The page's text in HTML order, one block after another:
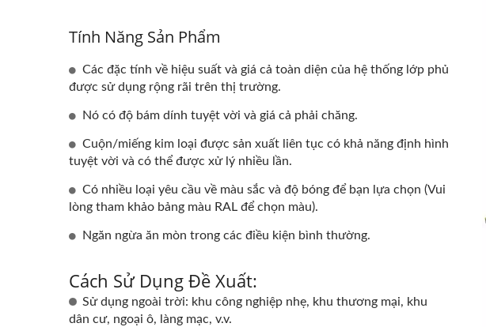
Tính Năng Sản Phẩm
Các đặc tính về hiệu suất và giá cả toàn diện của hệ thống lớp phủ
được sử dụng rộng rãi trên thị trường.
Nó có độ bám dính tuyệt vời và giá cả phải chăng.
Cuộn/miếng kim loại được sản xuất liên tục có khả năng định hình
tuyệt vời và có thể được xử lý nhiều lần.
Có nhiều loại yêu cầu về màu sắc và độ bóng để bạn lựa chọn (Vui
lòng tham khảo bảng màu RAL để chọn màu).
Ngăn ngừa ăn mòn trong các điều kiện bình thường.
Cách Sử Dụng Đề Xuất:
Sử dụng ngoài trời: khu công nghiệp nhẹ, khu thương mại, khu
dân cư, ngoại ô, làng mạc, v.v.
Kim Loại Vân Gỗ